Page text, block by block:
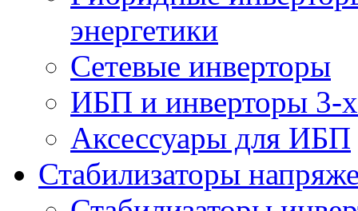
энергетики
Сетевые инверторы
ИБП и инверторы 3-
Аксессуары для ИБП
Стабилизаторы